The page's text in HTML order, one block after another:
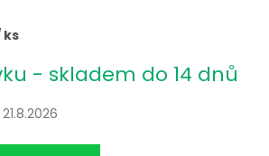
ks
- skladem do 14 dnů
21.8.2026